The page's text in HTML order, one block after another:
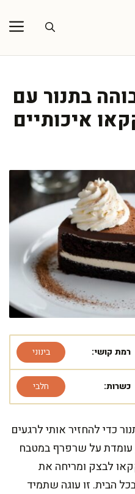
בתנור עם
איכותיים
רמת קושי: בינוני
כשרות: חלבי
כדי להחזיר אותי לרגעים
עומדת על שרפרף במטבח
לבצק ומריחה את
הבית. זו עוגה שתמיד